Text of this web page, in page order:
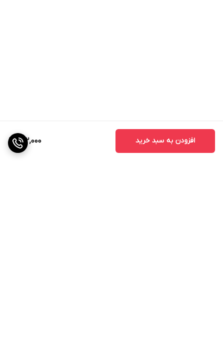
312,000 افزودن به سبد خرید